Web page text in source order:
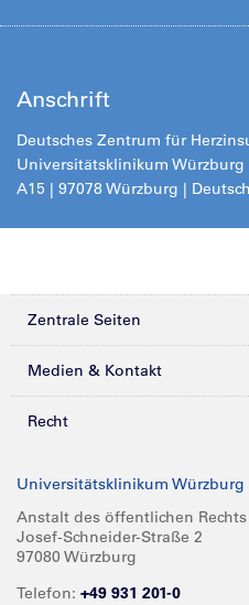
Anschrift
Deutsches Zentrum für
Universitätsklinikum Würzburg
A15 | 97078 Würzburg |
Zentrale Seiten
Kliniken & Zentren
Forschung
Karriere
Medien & Kontakt
Presse
Glossar
Spenden
Recht
Compliance
Impressum
Barrierefreiheit
Universitätsklinikum Würzburg
Anstalt des öffentlichen Rechts
Josef-Schneider-Straße 2
97080 Würzburg
Telefon: +49 931 201-0